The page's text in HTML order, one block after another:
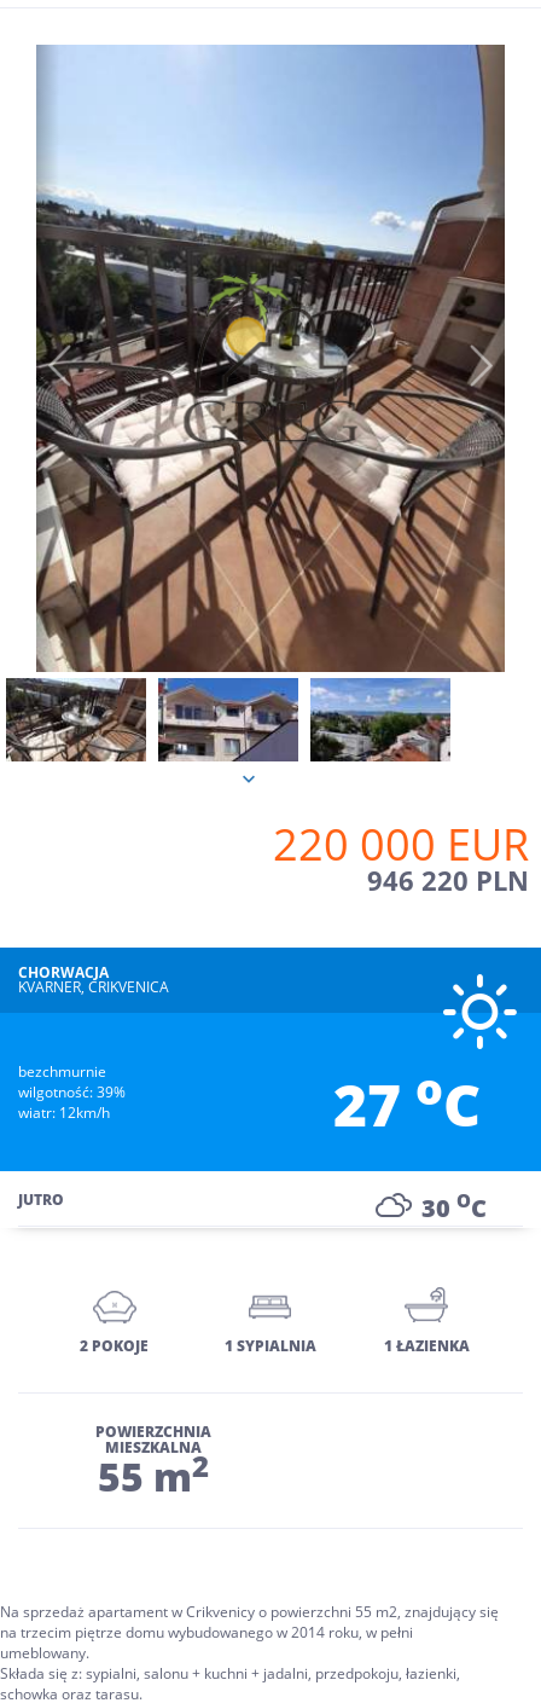
220 000 EUR
946 220 PLN
CHORWACJA
KVARNER, CRIKVENICA
bezchmurnie
wilgotność: 39%
wiatr: 12km/h
27 oC
JUTRO 30 OC
2 POKOJE 1 SYPIALNIA 1 ŁAZIENKA
POWIERZCHNIA
MIESZKALNA
55 m2
Na sprzedaż apartament w Crikvenicy o powierzchni 55 m2, znajdujący się
na trzecim piętrze domu wybudowanego w 2014 roku, w pełni
umeblowany.
Składa się z: sypialni, salonu + kuchni + jadalni, przedpokoju, łazienki,
schowka oraz tarasu.